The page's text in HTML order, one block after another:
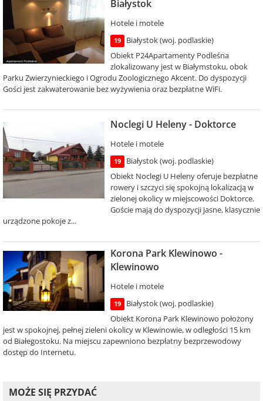
Białystok
Hotele i motele
19
Białystok (woj. podlaskie)
Obiekt P24Apartamenty Podleśna
zlokalizowany jest w Białymstoku, obok
Parku Zwierzynieckiego i Ogrodu Zoologicznego Akcent. Do dyspozycji
Gości jest zakwaterowanie bez wyżywienia oraz bezpłatne WiFi.
Noclegi U Heleny - Doktorce
Hotele i motele
19
Białystok (woj. podlaskie)
Obiekt Noclegi U Heleny oferuje bezpłatne
rowery i szczyci się spokojną lokalizacją w
zielonej okolicy w miejscowości Doktorce.
Goście mają do dyspozycji jasne, klasycznie
urządzone pokoje z...
Korona Park Klewinowo -
Klewinowo
Hotele i motele
19
Białystok (woj. podlaskie)
Obiekt Korona Park Klewinowo położony
jest w spokojnej, pełnej zieleni okolicy w Klewinowie, w odległości 15 km
od Białegostoku. Na miejscu zapewniono bezpłatny bezprzewodowy
dostęp do Internetu.
MOŻE SIĘ PRZYDAĆ